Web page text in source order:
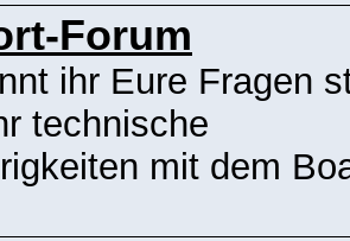
Forum
ihr Eure Fragen
technische
mit dem